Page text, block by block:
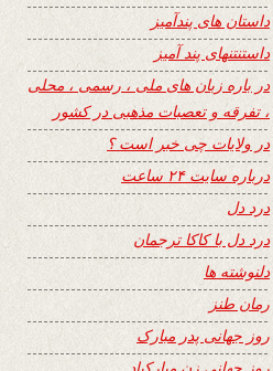
داستان های پندآمیز
داستنتنهای پند آمیز
در باره زبان های ملی ، رسمی ، محلی
، تفرقه و تعصبات مذهبی در کشور
در ولایات چی خبر است ؟
درباره سایت ۲۴ ساعت
درد دل
درد دل با کاکا ترجمان
دلنوشته ها
رمان طنز
روز جهانی پدر مبارک